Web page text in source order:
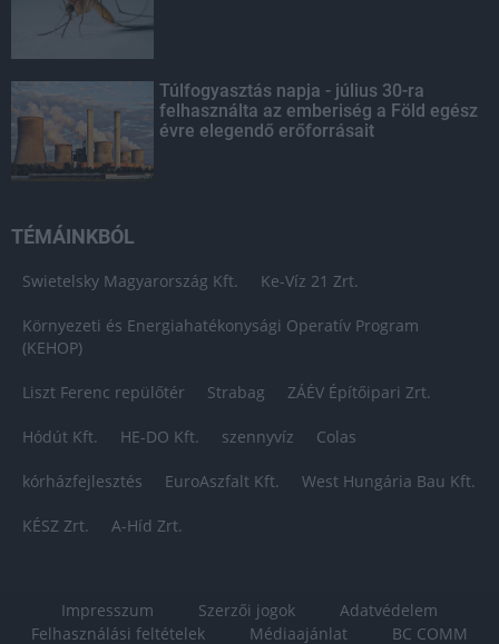
Túlfogyasztás napja - július 30-ra
felhasználta az emberiség a Föld egész
évre elegendő erőforrásait
TÉMÁINKBÓL
Swietelsky Magyarország Kft. Ke-Víz 21 Zrt.
Környezeti és Energiahatékonysági Operatív Program
(KEHOP)
Liszt Ferenc repülőtér Strabag ZÁÉV Építőipari Zrt.
Hódút Kft. HE-DO Kft. szennyvíz Colas
kórházfejlesztés EuroAszfalt Kft. West Hungária Bau Kft.
KÉSZ Zrt. A-Híd Zrt.
Impresszum Szerzői jogok
Adatvédelem
Felhasználási feltételek
Médiaajánlat BC COMM